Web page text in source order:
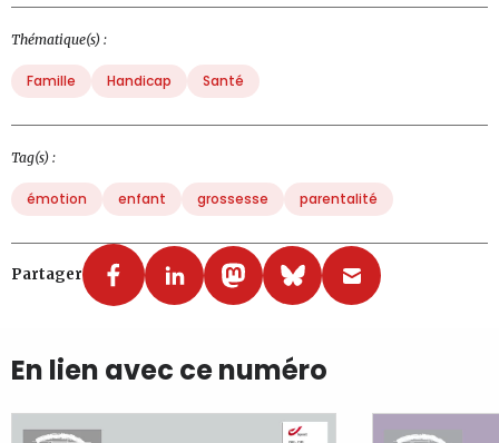
Thématique(s) :
Famille Handicap Santé
Tag(s) :
émotion enfant grossesse parentalité
Partager
En lien avec ce numéro